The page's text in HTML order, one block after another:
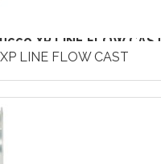
XP LINE FLOW CAST
LINE FLOW CAST